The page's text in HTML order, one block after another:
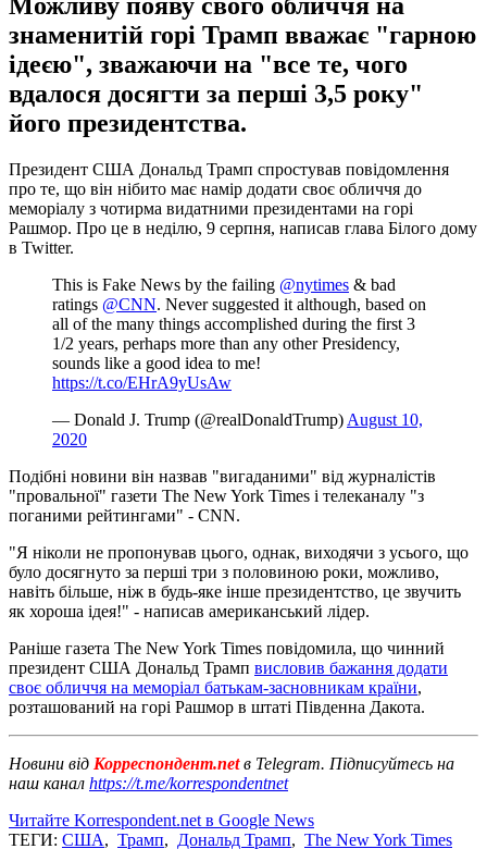
знаменитій горі Трамп вважає "гарною
ідеєю", зважаючи на "все те, чого
вдалося досягти за перші 3,5 року"
його президентства.
Президент США Дональд Трамп спростував повідомлення
про те, що він нібито має намір додати своє обличчя до
меморіалу з чотирма видатними президентами на горі
Рашмор. Про це в неділю, 9 серпня, написав глава Білого дому
в Twitter.
This is Fake News by the failing @nytimes & bad
ratings @CNN. Never suggested it although, based on
all of the many things accomplished during the first 3
1/2 years, perhaps more than any other Presidency,
sounds like a good idea to me!
https://t.co/EHrA9yUsAw
— Donald J. Trump (@realDonaldTrump) August 10,
2020
Подібні новини він назвав "вигаданими" від журналістів
"провальної" газети The New York Times і телеканалу "з
поганими рейтингами" - CNN.
"Я ніколи не пропонував цього, однак, виходячи з усього, що
було досягнуто за перші три з половиною роки, можливо,
навіть більше, ніж в будь-яке інше президентство, це звучить
як хороша ідея!" - написав американський лідер.
Раніше газета The New York Times повідомила, що чинний
президент США Дональд Трамп висловив бажання додати
своє обличчя на меморіал батькам-засновникам країни,
розташований на горі Рашмор в штаті Південна Дакота.
Новини від Корреспондент.netв Telegram. Підписуйтесь на
наш канал https://t.me/korrespondentnet
Читайте Korrespondent.net в Google News
ТЕГИ: США, Трамп, Дональд Трамп, The New York Times